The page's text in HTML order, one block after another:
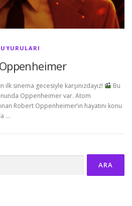
ilk sinema gecesiyle karşınızdayız!
Bu
Oppenheimer var. Atom
Robert Oppenheimer’ın hayatını konu
…